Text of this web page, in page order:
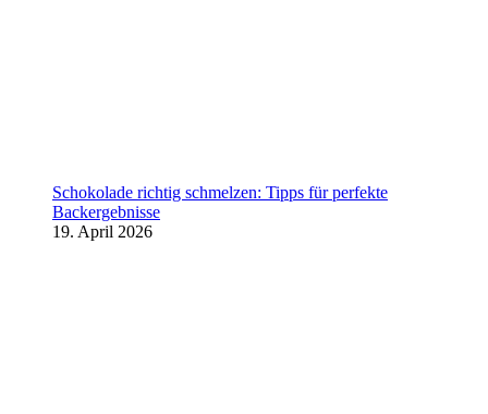
Schokolade richtig schmelzen: Tipps für perfekte
Backergebnisse
19. April 2026